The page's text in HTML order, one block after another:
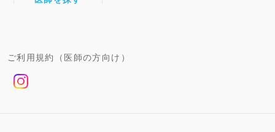
ご利用規約（医師の方向け）